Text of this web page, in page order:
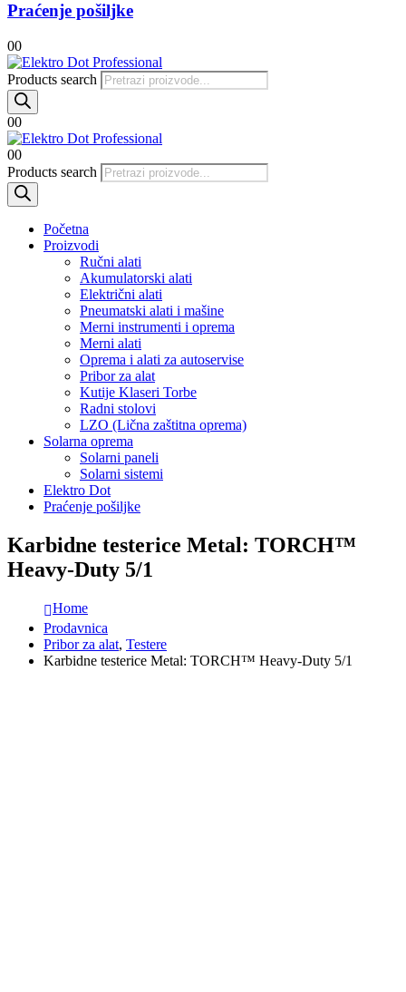
Praćenje pošiljke
00
Products search
00
00
Products search
Početna
Proizvodi
Ručni alati
Akumulatorski alati
Električni alati
Pneumatski alati i mašine
Merni instrumenti i oprema
Merni alati
Oprema i alati za autoservise
Pribor za alat
Kutije Klaseri Torbe
Radni stolovi
LZO (Lična zaštitna oprema)
Solarna oprema
Solarni paneli
Solarni sistemi
Elektro Dot
Praćenje pošiljke
Karbidne testerice Metal: TORCH™
Heavy-Duty 5/1
Home
Prodavnica
Pribor za alat, Testere
Karbidne testerice Metal: TORCH™ Heavy-Duty 5/1